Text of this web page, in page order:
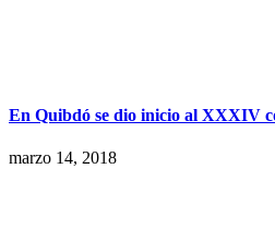
En Quibdó se dio inicio al XXXIV
marzo 14, 2018